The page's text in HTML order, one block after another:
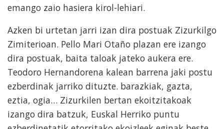
emango zaio hasiera kirol-lehiari.
Azken bi urtetan jarri izan dira postuak Zizurkilgo
Zimiterioan. Pello Mari Otaño plazan ere izango
dira postuak, baita taloak jateko aukera ere.
Teodoro Hernandorena kalean barrena jaki postu
ezberdinak jarriko dituzte. barazkiak, gazta,
eztia, ogia… Zizurkilen bertan ekoitzitakoak
izango dira batzuk, Euskal Herriko puntu